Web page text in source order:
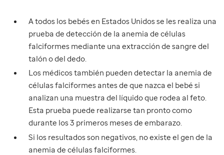
A todos los bebés en Estados Unidos se les realiza una
prueba de detección de la anemia de células
falciformes mediante una extracción de sangre del
talón o del dedo.
Los médicos también pueden detectar la anemia de
células falciformes antes de que nazca el bebé si
analizan una muestra del líquido que rodea al feto.
Esta prueba puede realizarse tan pronto como
durante los 3 primeros meses de embarazo.
Si los resultados son negativos, no existe el gen de la
anemia de células falciformes.